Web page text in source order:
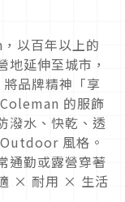
以百年以上的
延伸至城市，
品牌精神「享
的服飾
潑水、快乾、透
風格。
通勤或露營穿著
× 耐用 × 生活